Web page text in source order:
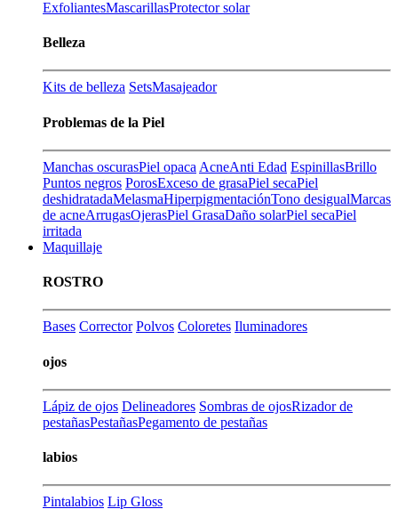
ExfoliantesMascarillasProtector solar
Belleza
Kits de belleza SetsMasajeador
Problemas de la Piel
Manchas oscurasPiel opaca AcneAnti Edad EspinillasBrillo
Puntos negros PorosExceso de grasaPiel secaPiel
deshidratadaMelasmaHiperpigmentaciónTono desigualMarcas
de acneArrugasOjerasPiel GrasaDaño solarPiel secaPiel
irritada
Maquillaje
ROSTRO
Bases Corrector Polvos Coloretes Iluminadores
ojos
Lápiz de ojos Delineadores Sombras de ojosRizador de
pestañasPestañasPegamento de pestañas
labios
Pintalabios Lip Gloss